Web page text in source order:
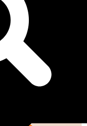
De Mostarda